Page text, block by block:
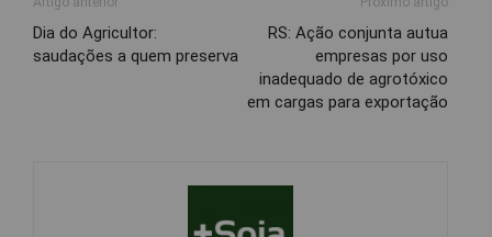
Dia do Agricultor:
saudações a quem preserva
RS: Ação conjunta autua
empresas por uso
inadequado de agrotóxico
em cargas para exportação